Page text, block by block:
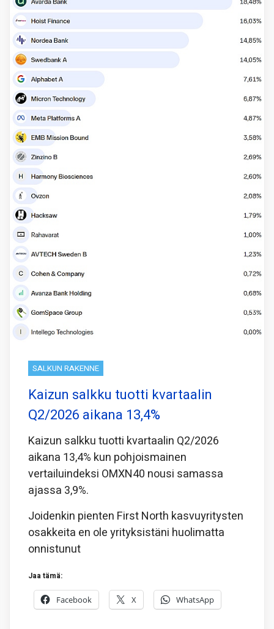
SALKUN RAKENNE
Kaizun salkku tuotti kvartaalin
Q2/2026 aikana 13,4%
Kaizun salkku tuotti kvartaalin Q2/2026
aikana 13,4% kun pohjoismainen
vertailuindeksi OMXN40 nousi samassa
ajassa 3,9%.
Joidenkin pienten First North kasvuyritysten
osakkeita en ole yrityksistäni huolimatta
onnistunut
Jaa tämä:
Facebook X WhatsApp